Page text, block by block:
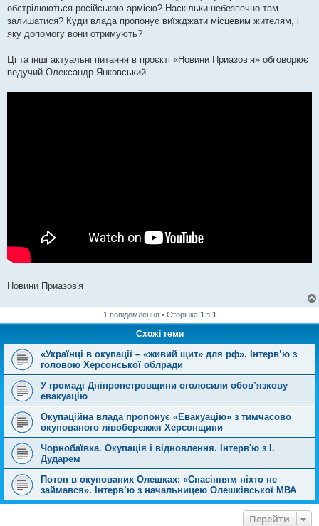
обстрілюються російською армією? Наскільки небезпечно там
залишатися? Куди влада пропонує виїжджати місцевим жителям, і
яку допомогу вони отримують?
Ці та інші актуальні питання в проєкті «Новини Приазов’я» обговорює
ведучий Олександр Янковський.
Новини Приазов'я
1 повідомлення • Сторінка 1 з 1
Схожі теми
«Українці в окупації – «живий щит» для рф». Інтерв’ю з
головою Херсонської облради
У громаді Дніпропетровщини оголосили обов’язкову
евакуацію
Окупаційна влада пропонує «Евакуацію» з тимчасово
окупованого лівобережжя Херсонщини
Чорнобаївка. Окупація і відновлення. Інтерв'ю з І.
Дударем
Потоп в окупованих Олешках: «Спасінням ніхто не
займався». Інтерв’ю з начальницею Олешківської МВА
Перейти